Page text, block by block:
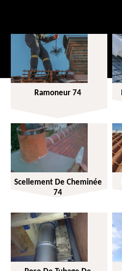
Ramoneur 74
Scellement De Cheminée
74